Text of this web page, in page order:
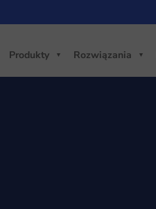
Produkty Rozwiązania